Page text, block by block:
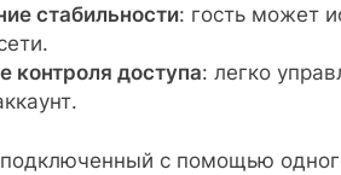
стабильности: гость может
контроля доступа: легко
с помощью